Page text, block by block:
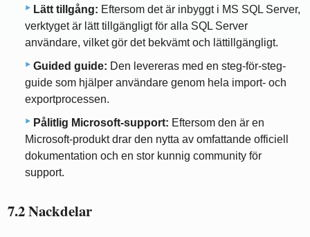
Lätt tillgång: Eftersom det är inbyggt i MS SQL Server,
verktyget är lätt tillgängligt för alla SQL Server
användare, vilket gör det bekvämt och lättillgängligt.
Guided guide: Den levereras med en steg-för-steg-
guide som hjälper användare genom hela import- och
exportprocessen.
Pålitlig Microsoft-support: Eftersom den är en
Microsoft-produkt drar den nytta av omfattande officiell
dokumentation och en stor kunnig community för
support.
7.2 Nackdelar